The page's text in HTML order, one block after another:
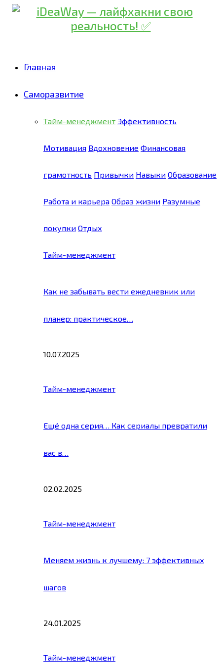
Главная
Саморазвитие
Тайм-менеджмент Эффективность
Мотивация Вдохновение Финансовая
грамотность Привычки Навыки Образование
Работа и карьера Образ жизни Разумные
покупки Отдых
Тайм-менеджмент
Как не забывать вести ежедневник или
планер: практическое…
10.07.2025
Тайм-менеджмент
Ещё одна серия… Как сериалы превратили
вас в…
02.02.2025
Тайм-менеджмент
Меняем жизнь к лучшему: 7 эффективных
шагов
24.01.2025
Тайм-менеджмент